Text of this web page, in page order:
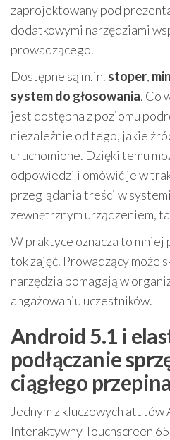
zaprojektowany pod
dodatkowymi narzędziami
prowadzącego.
Dostępne są m.in. stoper,
system do głosowania. Co
jest dostępna z poziomu
niezależnie od tego, jakie
uruchomione. Dzięki temu
odpowiedzi i omówić je w
przeglądania treści w
zewnętrznym urządzeniem,
W praktyce oznacza to
tok zajęć. Prowadzący może
narzędzia pomagają w
angażowaniu uczestników.
Android 5.1 i
podłączanie
ciągłego
Jednym z kluczowych
Interaktywny Touchscreen